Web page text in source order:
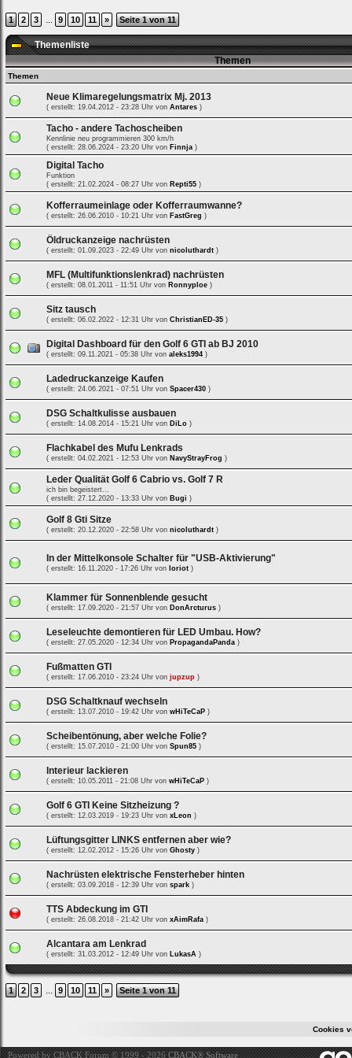
einzuloggen.
Username:
Passwort:
Bei jedem Besuch
Ich habe mein Passwort
vergessen|Registrieren
1 2 3 ... 9 10 11 » Seite 1 von 11
Themenliste
Themen
Themen
Neue Klimaregelungsmatrix Mj. 2013
( erstellt: 19.04.2012 - 23:28 Uhr von Antares )
Tacho - andere Tachoscheiben
Kennlinie neu programmieren 300 km/h
( erstellt: 28.06.2024 - 23:20 Uhr von Finnja )
Digital Tacho
Funktion
( erstellt: 21.02.2024 - 08:27 Uhr von Repti55 )
Kofferraumeinlage oder Kofferraumwanne?
( erstellt: 26.06.2010 - 10:21 Uhr von FastGreg )
Öldruckanzeige nachrüsten
( erstellt: 01.09.2023 - 22:49 Uhr von nicoluthardt )
MFL (Multifunktionslenkrad) nachrüsten
( erstellt: 08.01.2011 - 11:51 Uhr von Ronnyploe )
Sitz tausch
( erstellt: 06.02.2022 - 12:31 Uhr von ChristianED-35 )
Digital Dashboard für den Golf 6 GTI ab BJ 2010
( erstellt: 09.11.2021 - 05:38 Uhr von aleks1994 )
Ladedruckanzeige Kaufen
( erstellt: 24.06.2021 - 07:51 Uhr von Spacer430 )
DSG Schaltkulisse ausbauen
( erstellt: 14.08.2014 - 15:21 Uhr von DiLo )
Flachkabel des Mufu Lenkrads
( erstellt: 04.02.2021 - 12:53 Uhr von NavyStrayFrog )
Leder Qualität Golf 6 Cabrio vs. Golf 7 R
ich bin begeistert...
( erstellt: 27.12.2020 - 13:33 Uhr von Bugi )
Golf 8 Gti Sitze
( erstellt: 20.12.2020 - 22:58 Uhr von nicoluthardt )
In der Mittelkonsole Schalter für "USB-Aktivierung"
( erstellt: 16.11.2020 - 17:26 Uhr von loriot )
Klammer für Sonnenblende gesucht
( erstellt: 17.09.2020 - 21:57 Uhr von DonArcturus )
Leseleuchte demontieren für LED Umbau. How?
( erstellt: 27.05.2020 - 12:34 Uhr von PropagandaPanda )
Fußmatten GTI
( erstellt: 17.06.2010 - 23:24 Uhr von jupzup )
DSG Schaltknauf wechseln
( erstellt: 13.07.2010 - 19:42 Uhr von wHiTeCaP )
Scheibentönung, aber welche Folie?
( erstellt: 15.07.2010 - 21:00 Uhr von Spun85 )
Interieur lackieren
( erstellt: 10.05.2011 - 21:08 Uhr von wHiTeCaP )
Golf 6 GTI Keine Sitzheizung ?
( erstellt: 12.03.2019 - 19:23 Uhr von xLeon )
Lüftungsgitter LINKS entfernen aber wie?
( erstellt: 12.02.2012 - 15:26 Uhr von Ghosty )
Nachrüsten elektrische Fensterheber hinten
( erstellt: 03.09.2018 - 12:39 Uhr von spark )
TTS Abdeckung im GTI
( erstellt: 26.08.2018 - 21:42 Uhr von xAimRafa )
Alcantara am Lenkrad
( erstellt: 31.03.2012 - 12:49 Uhr von LukasA )
1 2 3 ... 9 10 11 » Seite 1 von 11
Cookies
Powered by CBACK Forum © 1999 - 2026CBACK® Software